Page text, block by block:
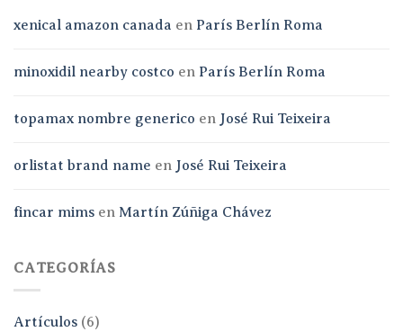
xenical amazon canada en París Berlín Roma
minoxidil nearby costco en París Berlín Roma
topamax nombre generico en José Rui Teixeira
orlistat brand name en José Rui Teixeira
fincar mims en Martín Zúñiga Chávez
CATEGORÍAS
Artículos (6)